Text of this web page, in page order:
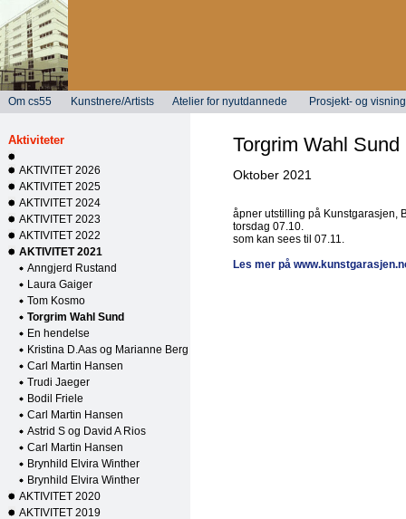
Om cs55 Kunstnere/Artists Atelier for nyutdannede Prosjekt- og
Aktiviteter
AKTIVITET 2026
AKTIVITET 2025
AKTIVITET 2024
AKTIVITET 2023
AKTIVITET 2022
AKTIVITET 2021
Anngjerd Rustand
Laura Gaiger
Tom Kosmo
Torgrim Wahl Sund
En hendelse
Kristina D.Aas og Marianne Berg
Carl Martin Hansen
Trudi Jaeger
Bodil Friele
Carl Martin Hansen
Astrid S og David A Rios
Carl Martin Hansen
Brynhild Elvira Winther
Brynhild Elvira Winther
AKTIVITET 2020
AKTIVITET 2019
Torgrim Wahl Sund
Oktober 2021
åpner utstilling på Kunstgarasjen,
torsdag 07.10.
som kan sees til 07.11.
Les mer på